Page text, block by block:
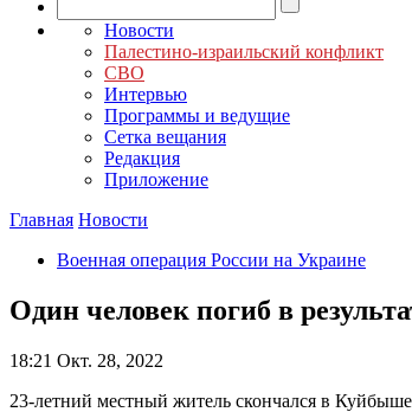
Новости
Палестино-израильский конфликт
СВО
Интервью
Программы и ведущие
Сетка вещания
Редакция
Приложение
Главная Новости
Военная операция России на Украине
Один человек погиб в
18:21 Окт. 28, 2022
23-летний местный житель скончался в